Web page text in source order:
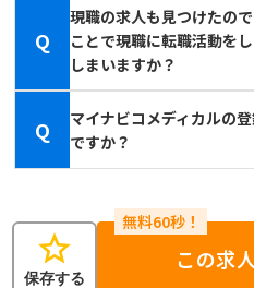
Q
現職の求人も見つけたの
ことで現職に転職活動を
しまいますか？
Q
マイナビコメディカルの
ですか？
star
保存する
この求